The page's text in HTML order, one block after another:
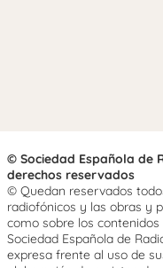
© Sociedad Española de
derechos reservados
© Quedan reservados
radiofónicos y las obras y
como sobre los
Sociedad Española de
expresa frente al uso de